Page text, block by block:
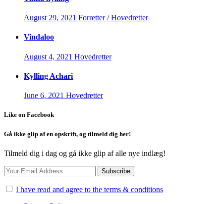
August 29, 2021 Forretter / Hovedretter
Vindaloo
August 4, 2021 Hovedretter
Kylling Achari
June 6, 2021 Hovedretter
Like on Facebook
Gå ikke glip af en opskrift, og tilmeld dig her!
Tilmeld dig i dag og gå ikke glip af alle nye indlæg!
I have read and agree to the terms & conditions